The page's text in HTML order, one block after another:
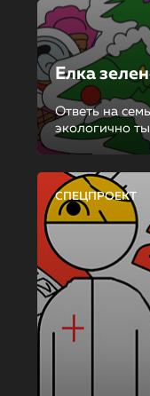
Елка
Ответь на
экологично
СПЕЦПРОЕКТ